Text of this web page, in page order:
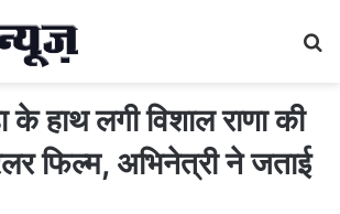
के हाथ लगी विशाल राणा की
फिल्म, अभिनेत्री ने जताई